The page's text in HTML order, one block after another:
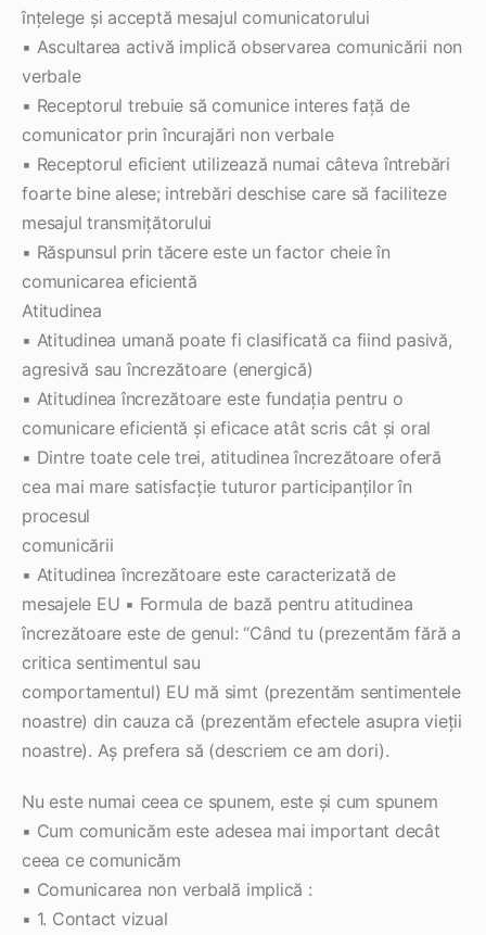
înţelege şi acceptă mesajul comunicatorului
▪ Ascultarea activă implică observarea comunicării non
verbale
▪ Receptorul trebuie să comunice interes faţă de
comunicator prin încurajări non verbale
▪ Receptorul eficient utilizează numai câteva întrebări
foarte bine alese; intrebări deschise care să faciliteze
mesajul transmiţătorului
▪ Răspunsul prin tăcere este un factor cheie în
comunicarea eficientă
Atitudinea
▪ Atitudinea umană poate fi clasificată ca fiind pasivă,
agresivă sau încrezătoare (energică)
▪ Atitudinea încrezătoare este fundaţia pentru o
comunicare eficientă şi eficace atât scris cât şi oral
▪ Dintre toate cele trei, atitudinea încrezătoare oferă
cea mai mare satisfacţie tuturor participanţilor în
procesul
comunicării
▪ Atitudinea încrezătoare este caracterizată de
mesajele EU ▪ Formula de bază pentru atitudinea
încrezătoare este de genul: “Când tu (prezentăm fără a
critica sentimentul sau
comportamentul) EU mă simt (prezentăm sentimentele
noastre) din cauza că (prezentăm efectele asupra vieţii
noastre). Aş prefera să (descriem ce am dori).
Nu este numai ceea ce spunem, este şi cum spunem
▪ Cum comunicăm este adesea mai important decât
ceea ce comunicăm
▪ Comunicarea non verbală implică :
▪ 1. Contact vizual